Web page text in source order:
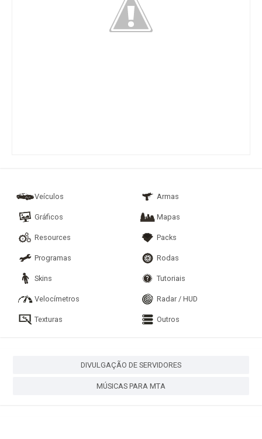
Veículos Armas
Gráficos Mapas
Resources Packs
Programas Rodas
Skins Tutoriais
Velocímetros Radar / HUD
Texturas Outros
DIVULGAÇÃO DE SERVIDORES
MÚSICAS PARA MTA